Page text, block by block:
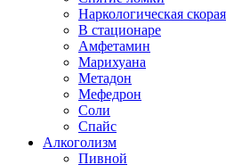
Наркологическая скорая
В стационаре
Амфетамин
Марихуана
Метадон
Мефедрон
Соли
Спайс
Алкоголизм
Пивной